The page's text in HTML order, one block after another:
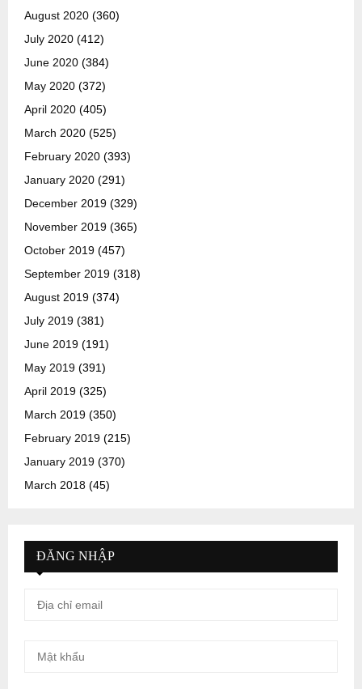
August 2020 (360)
July 2020 (412)
June 2020 (384)
May 2020 (372)
April 2020 (405)
March 2020 (525)
February 2020 (393)
January 2020 (291)
December 2019 (329)
November 2019 (365)
October 2019 (457)
September 2019 (318)
August 2019 (374)
July 2019 (381)
June 2019 (191)
May 2019 (391)
April 2019 (325)
March 2019 (350)
February 2019 (215)
January 2019 (370)
March 2018 (45)
ĐĂNG NHẬP